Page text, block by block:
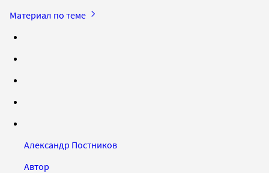
Материал по теме
Александр Постников
Автор